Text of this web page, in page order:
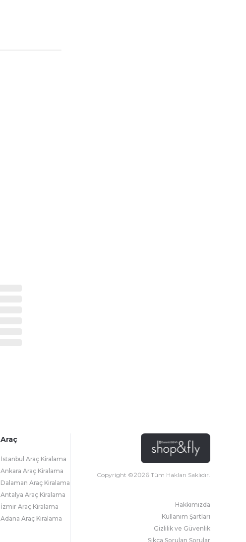
Araç
İstanbul Araç Kiralama
Ankara Araç Kiralama
Dalaman Araç Kiralama
Antalya Araç Kiralama
İzmir Araç Kiralama
Adana Araç Kiralama
Copyright ©2026 Tüm Hakları Saklıdır.
Hakkımızda
Kullanım Şartları
Gizlilik ve Güvenlik
Sıkça Sorulan Sorular